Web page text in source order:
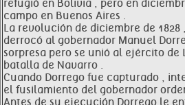
refugió en Bolivia , pero en
campo en Buenos Aires .
La revolución de diciembre de 1828
derrocó al gobernador Manuel
sorpresa pero se unió al ejército
batalla de Navarro .
Cuando Dorrego fue capturado ,
el fusilamiento del gobernador
Antes de su ejecución Dorrego le